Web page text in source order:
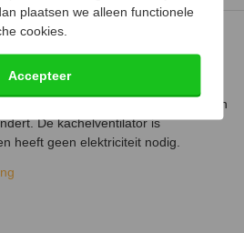
is ideaal voor kachels met een
De Ecofan 806 zorgt ervoor dat
en de brandstof en emissie van
De kachelventilator is
heeft geen elektriciteit nodig.
kan worden gebruikt op een
plaatsen we alleen functionele
cookies.
Accepteer